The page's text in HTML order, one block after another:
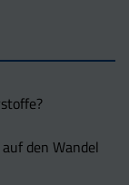
den Wandel